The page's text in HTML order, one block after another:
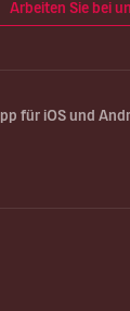
Arbeiten Sie bei
für iOS und